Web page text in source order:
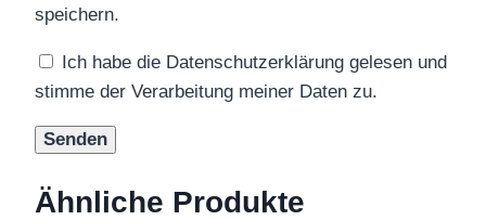
speichern.
Ich habe die Datenschutzerklärung gelesen und
stimme der Verarbeitung meiner Daten zu.
Ähnliche Produkte